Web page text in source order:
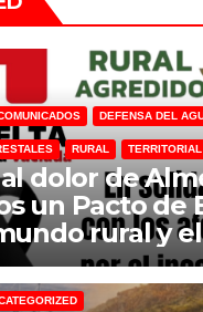
DEFENSA DEL
RURAL TERRITORIAL
dolor de
un Pacto de
rural y
DEL AGUA DESPOBLACION
PLANTAS BIOGÁS